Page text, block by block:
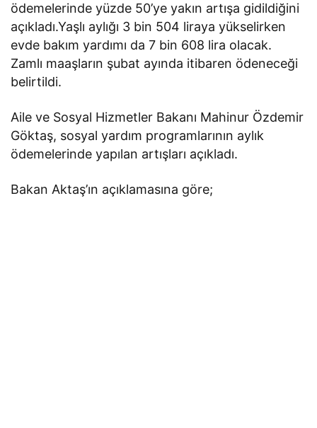
ödemelerinde yüzde 50’ye yakın artışa gidildiğini
açıkladı.Yaşlı aylığı 3 bin 504 liraya yükselirken
evde bakım yardımı da 7 bin 608 lira olacak.
Zamlı maaşların şubat ayında itibaren ödeneceği
belirtildi.
Aile ve Sosyal Hizmetler Bakanı Mahinur Özdemir
Göktaş, sosyal yardım programlarının aylık
ödemelerinde yapılan artışları açıkladı.
Bakan Aktaş’ın açıklamasına göre;